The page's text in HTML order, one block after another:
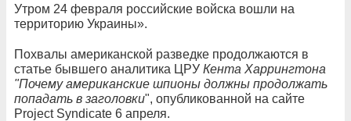
Утром 24 февраля российские войска вошли на
территорию Украины».
Похвалы американской разведке продолжаются в
статье бывшего аналитика ЦРУ Кента Харрингтона
"Почему американские шпионы должны продолжать
попадать в заголовки", опубликованной на сайте
Project Syndicate 6 апреля.